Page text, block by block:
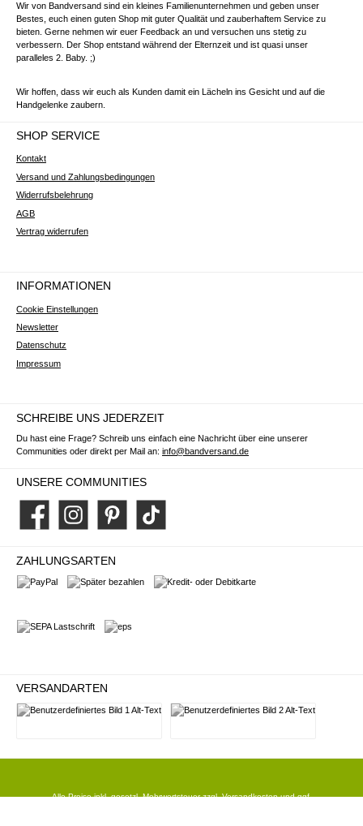
Wir von Bandversand sind ein kleines Familienunternehmen und geben unser
Bestes, euch einen guten Shop mit guter Qualität und zauberhaftem Service zu
bieten. Gerne nehmen wir euer Feedback an und versuchen uns stetig zu
verbessern. Der Shop entstand während der Elternzeit und ist quasi unser
paralleles 2. Baby. ;)
Wir hoffen, dass wir euch als Kunden damit ein Lächeln ins Gesicht und auf die
Handgelenke zaubern.
SHOP SERVICE
Kontakt
Versand und Zahlungsbedingungen
Widerrufsbelehrung
AGB
Vertrag widerrufen
INFORMATIONEN
Cookie Einstellungen
Newsletter
Datenschutz
Impressum
SCHREIBE UNS JEDERZEIT
Du hast eine Frage? Schreib uns einfach eine Nachricht über eine unserer
Communities oder direkt per Mail an: info@bandversand.de
UNSERE COMMUNITIES
Facebook Instagram Pinterest TikTok
ZAHLUNGSARTEN
VERSANDARTEN
Alle Preise inkl. gesetzl. Mehrwertsteuer zzgl.Versandkostenund ggf.